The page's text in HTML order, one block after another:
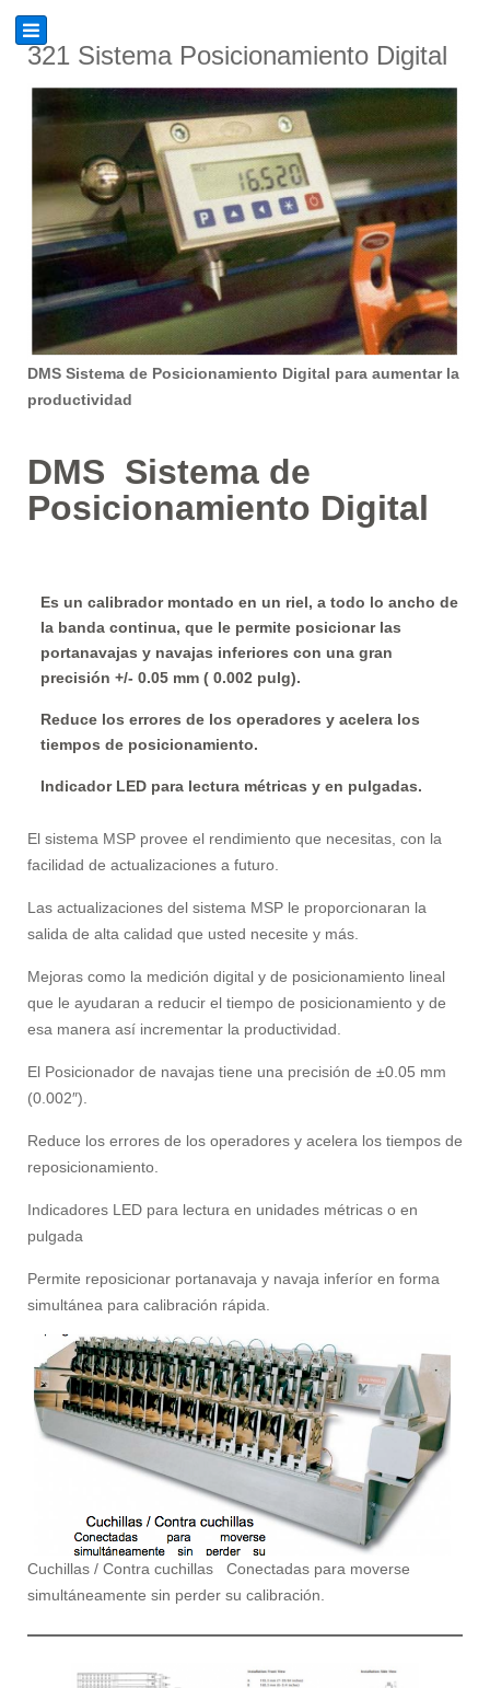
321 Sistema Posicionamiento Digital
DMS Sistema de Posicionamiento Digital para aumentar la
productividad
DMS Sistema de
Posicionamiento Digital
Es un calibrador montado en un riel, a todo lo ancho de
la banda continua, que le permite posicionar las
portanavajas y navajas inferiores con una gran
precisión +/- 0.05 mm ( 0.002 pulg).
Reduce los errores de los operadores y acelera los
tiempos de posicionamiento.
Indicador LED para lectura métricas y en pulgadas.
El sistema MSP provee el rendimiento que necesitas, con la
facilidad de actualizaciones a futuro.
Las actualizaciones del sistema MSP le proporcionaran la
salida de alta calidad que usted necesite y más.
Mejoras como la medición digital y de posicionamiento lineal
que le ayudaran a re­ducir el tiempo de posicionamiento y de
esa manera así incrementar la productividad.
El Posicionador de navajas tiene una precisión de ±0.05 mm
(0.002″).
Reduce los errores de los operadores y acelera los tiempos de
reposicionamiento.
Indicadores LED para lectura en unidades métricas o en
pulgada
Permite reposicionar portanavaja y navaja inferíor en forma
simultánea para calibración rápida.
Cuchillas / Contra cuchillas Conectadas para moverse
simultáneamente sin perder su calibración.